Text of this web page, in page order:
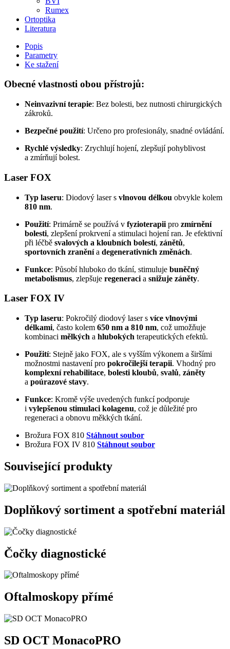
Rumex
Ortoptika
Literatura
Popis
Parametry
Ke stažení
Obecné vlastnosti obou přístrojů:
Neinvazivní terapie: Bez bolesti, bez nutnosti chirurgických
zákroků.
Bezpečné použití: Určeno pro profesionály, snadné ovládání.
Rychlé výsledky: Zrychlují hojení, zlepšují pohyblivost
a zmírňují bolest.
Laser FOX
Typ laseru: Diodový laser s vlnovou délkou obvykle kolem
810 nm.
Použití: Primárně se používá v fyzioterapii pro zmírnění
bolesti, zlepšení prokrvení a stimulaci hojení ran. Je efektivní
při léčbě svalových a kloubních bolestí, zánětů,
sportovních zraněnía degenerativních změnách.
Funkce: Působí hluboko do tkání, stimuluje buněčný
metabolismus, zlepšuje regeneraci a snižuje záněty.
Laser FOX IV
Typ laseru: Pokročilý diodový laser s více vlnovými
délkami, často kolem 650 nm a 810 nm, což umožňuje
kombinaci mělkých a hlubokých terapeutických efektů.
Použití: Stejně jako FOX, ale s vyšším výkonem a širšími
možnostmi nastavení pro pokročilejší terapii. Vhodný pro
komplexní rehabilitace, bolesti kloubů, svalů, záněty
a poúrazové stavy.
Funkce: Kromě výše uvedených funkcí podporuje
i vylepšenou stimulaci kolagenu, což je důležité pro
regeneraci a obnovu měkkých tkání.
Brožura FOX 810 Stáhnout soubor
Brožura FOX IV 810 Stáhnout soubor
Související produkty
Doplňkový sortiment a spotřební materiál
Čočky diagnostické
Oftalmoskopy přímé
SD OCT MonacoPRO